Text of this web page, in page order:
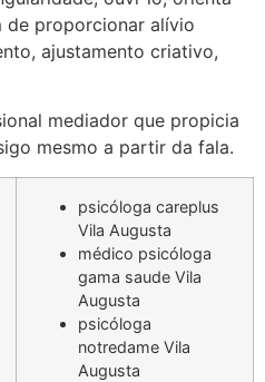
de proporcionar alívio
ajustamento criativo,
mediador que propicia
mesmo a partir da fala.
psicóloga careplus
Vila Augusta
médico psicóloga
gama saude Vila
Augusta
psicóloga
notredame Vila
Augusta